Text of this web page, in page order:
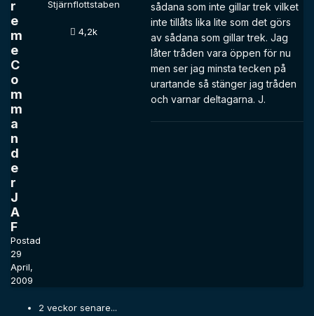
r
e
m
e
C
o
m
m
a
n
d
e
r
J
A
F
Postad
29
April,
2009
Stjärnflottstaben
4,2k
sådana som inte gillar trek vilket
inte tillåts lika lite som det görs
av sådana som gillar trek. Jag
låter tråden vara öppen för nu
men ser jag minsta tecken på
urartande så stänger jag tråden
och varnar deltagarna. J.
2 veckor senare...